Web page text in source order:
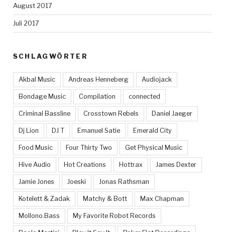
August 2017
Juli 2017
SCHLAGWÖRTER
Akbal Music Andreas Henneberg Audiojack
Bondage Music Compilation connected
Criminal Bassline Crosstown Rebels Daniel Jaeger
Dj Lion DJ T Emanuel Satie Emerald City
Food Music Four Thirty Two Get Physical Music
Hive Audio Hot Creations Hottrax James Dexter
Jamie Jones Joeski Jonas Rathsman
Kotelett & Zadak Matchy & Bott Max Chapman
Mollono.Bass My Favorite Robot Records